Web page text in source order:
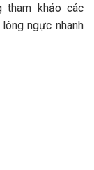
tham khảo các
ngực nhanh